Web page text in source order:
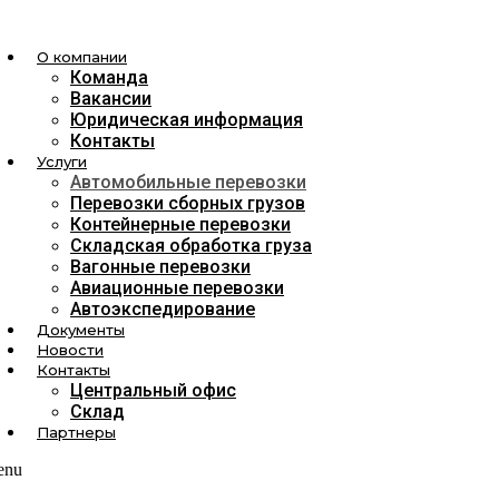
О компании
Команда
Вакансии
Юридическая информация
Контакты
Услуги
Автомобильные перевозки
Перевозки сборных грузов
Контейнерные перевозки
Складская обработка груза
Вагонные перевозки
Авиационные перевозки
Автоэкспедирование
Документы
Новости
Контакты
Центральный офис
Склад
Партнеры